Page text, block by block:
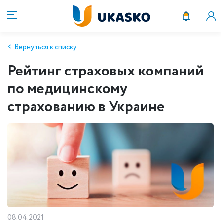
Вернуться к списку
Рейтинг страховых компаний
по медицинскому
страхованию в Украине
08.04.2021